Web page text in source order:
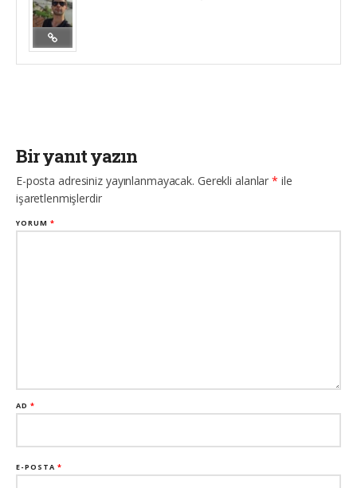
Bir yanıt yazın
E-posta adresiniz yayınlanmayacak. Gerekli alanlar* ile
işaretlenmişlerdir
YORUM*
AD*
E-POSTA*